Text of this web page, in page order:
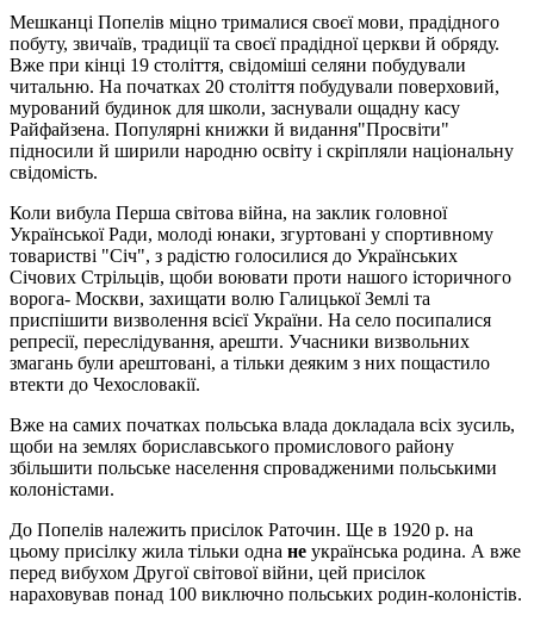
Мешканці Попелів міцно трималися своєї мови, прадідного
побуту, звичаїв, традиції та своєї прадідної церкви й обряду.
Вже при кінці 19 століття, свідоміші селяни побудували
читальню. На початках 20 століття побудували поверховий,
мурований будинок для школи, заснували ощадну касу
Райфайзена. Популярні книжки й видання"Просвіти"
підносили й ширили народню освіту і скріпляли національну
свідомість.
Коли вибула Перша світова війна, на заклик головної
Української Ради, молоді юнаки, згуртовані у спортивному
товаристві "Січ", з радістю голосилися до Українських
Січових Стрільців, щоби воювати проти нашого історичного
ворога- Москви, захищати волю Галицької Землі та
приспішити визволення всієї України. На село посипалися
репресії, переслідування, арешти. Учасники визвольних
змагань були арештовані, а тільки деяким з них пощастило
втекти до Чехословакії.
Вже на самих початках польська влада докладала всіх зусиль,
щоби на землях бориславського промислового району
збільшити польське населення спровадженими польськими
колоністами.
До Попелів належить присілок Раточин. Ще в 1920 р. на
цьому присілку жила тільки одна не українська родина. А вже
перед вибухом Другої світової війни, цей присілок
нараховував понад 100 виключно польських родин-колоністів.